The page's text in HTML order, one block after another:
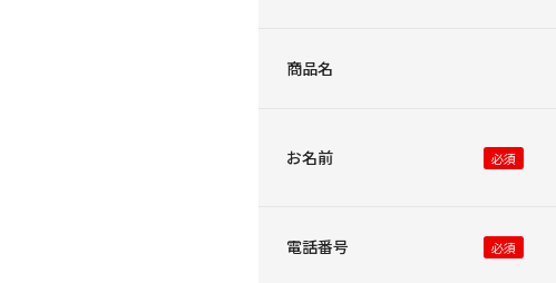
商品名
お名前
電話番号